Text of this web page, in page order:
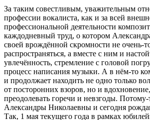
За таким совестливым, уважительным
профессии вокалиста, как и за всей
профессиональной деятельности
каждодневный труд, о котором
своей врождённой скромности не очень-
распространяться, а вместе с ним и
увлечённость, стремление с головой
процесс написания музыки. А в нём-то
и продолжает находить не одно только
от посторонних взоров, но и
преодолевать горечи и невзгоды.
Александры Николаевны и сегодня
Так, 1 мая текущего года в рамках